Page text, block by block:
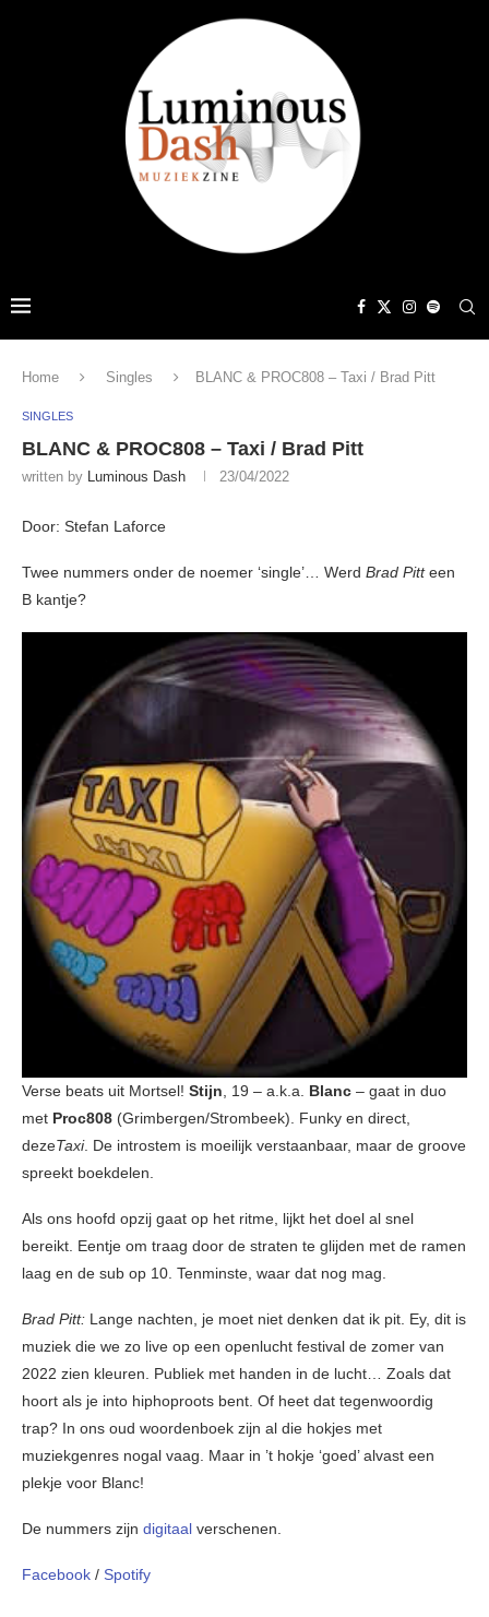
Home Singles BLANC & PROC808 – Taxi / Brad Pitt
SINGLES
BLANC & PROC808 – Taxi / Brad Pitt
written by Luminous Dash 23/04/2022
Door: Stefan Laforce
Twee nummers onder de noemer ‘single’… Werd Brad Pitteen
B kantje?
Verse beats uit Mortsel! Stijn, 19 – a.k.a. Blanc – gaat in duo
met Proc808 (Grimbergen/Strombeek). Funky en direct,
dezeTaxi. De introstem is moeilijk verstaanbaar, maar de groove
spreekt boekdelen.
Als ons hoofd opzij gaat op het ritme, lijkt het doel al snel
bereikt. Eentje om traag door de straten te glijden met de ramen
laag en de sub op 10. Tenminste, waar dat nog mag.
Brad Pitt: Lange nachten, je moet niet denken dat ik pit. Ey, dit is
muziek die we zo live op een openlucht festival de zomer van
2022 zien kleuren. Publiek met handen in de lucht… Zoals dat
hoort als je into hiphoproots bent. Of heet dat tegenwoordig
trap? In ons oud woordenboek zijn al die hokjes met
muziekgenres nogal vaag. Maar in ’t hokje ‘goed’ alvast een
plekje voor Blanc!
De nummers zijn digitaal verschenen.
Facebook / Spotify